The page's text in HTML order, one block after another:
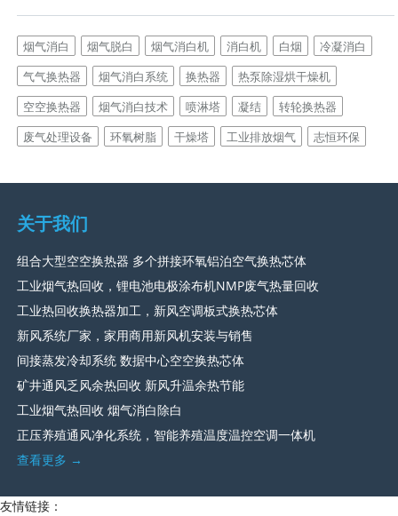
烟气消白 烟气脱白 烟气消白机 消白机 白烟
冷凝消白
气气换热器
烟气消白系统 换热器
热泵除湿烘干燥机
空空换热器
烟气消白技术 喷淋塔 凝结
转轮换热器
废气处理设备
环氧树脂 干燥塔 工业排放烟气 志恒环保
关于我们
组合大型空空换热器 多个拼接环氧铝泊空气换热芯体
工业烟气热回收，锂电池电极涂布机NMP废气热量回收
工业热回收换热器加工，新风空调板式换热芯体
新风系统厂家，家用商用新风机安装与销售
间接蒸发冷却系统 数据中心空空换热芯体
矿井通风乏风余热回收 新风升温余热节能
工业烟气热回收 烟气消白除白
正压养殖通风净化系统，智能养殖温度温控空调一体机
查看更多 →
友情链接：